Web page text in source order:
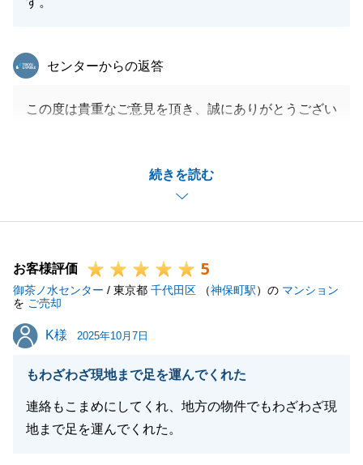
続きを読む
東急リバブル
センターからの返答
この度は貴重なご意見を頂き、誠にありがとうござい
日々精進して参ります。
改善点につきましても、率直にご教授頂き、誠にあり
がとうございます。
は改善に努めさせて頂きます。
今後とも何卒よろしくお願いいたします。
お客様評価 5
御茶ノ水センター / 東京都 千代田区 （神保町駅）の マンション
を ご売却
K様
K様 2025年10月7日
もわざわざ現地まで足を運んでくれた
連絡もこまめにしてくれ、地方の物件でもわざわざ現
地まで足を運んでくれた。